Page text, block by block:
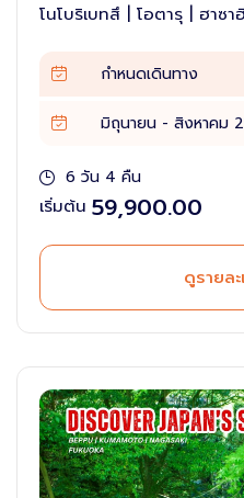
โนโบริเบทสึ | โอตารุ | ฮาซ
กำหนดเดินทาง
มิถุนายน - สิงหาคม
6 วัน 4 คืน
เริ่มต้น 59,900.00
ดูรายล